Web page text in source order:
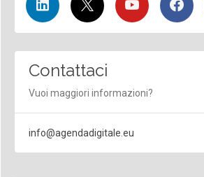
Contattaci
Vuoi maggiori informazioni?
info@agendadigitale.eu